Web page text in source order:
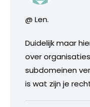
@ Len.
Duidelijk maar
over
subdomeinen
is wat zijn je